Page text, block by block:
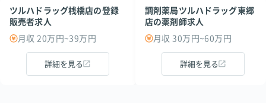
ツルハドラッグ桟橋店の登録
販売者求人
月収 20万円~39万円
詳細を見る
調剤薬局ツルハドラッグ東郷
店の薬剤師求人
月収 30万円~60万円
詳細を見る